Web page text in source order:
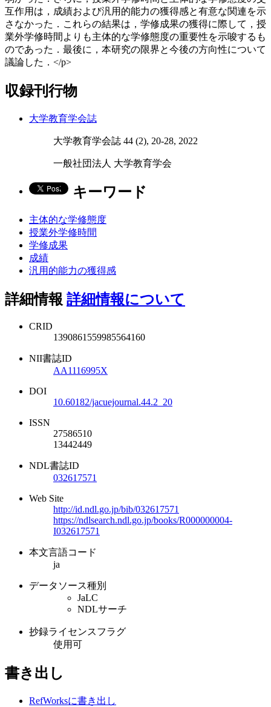
互作用は，成績および汎用的能力の獲得感と有意な関連を示
さなかった．これらの結果は，学修成果の獲得に際して，授
業外学修時間よりも主体的な学修態度の重要性を示唆するも
のであった．最後に，本研究の限界と今後の方向性について
議論した．</p>
収録刊行物
大学教育学会誌
大学教育学会誌 44 (2), 20-28, 2022
一般社団法人 大学教育学会
キーワード
主体的な学修態度
授業外学修時間
学修成果
成績
汎用的能力の獲得感
詳細情報 詳細情報について
CRID
1390861559985564160
NII書誌ID
AA1116995X
DOI
10.60182/jacuejournal.44.2_20
ISSN
27586510
13442449
NDL書誌ID
032617571
Web Site
http://id.ndl.go.jp/bib/032617571
https://ndlsearch.ndl.go.jp/books/R000000004-
I032617571
本文言語コード
ja
データソース種別
JaLC
NDLサーチ
抄録ライセンスフラグ
使用可
書き出し
RefWorksに書き出し